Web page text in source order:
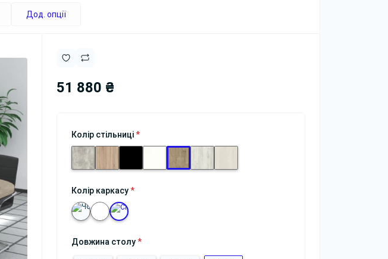
Дод. опції
51 880 ₴
Колір стільниці*
Колір каркасу*
Довжина столу*